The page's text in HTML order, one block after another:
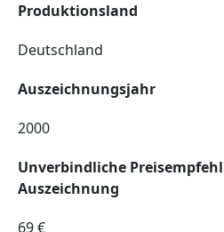
Produktionsland
Deutschland
Auszeichnungsjahr
2000
Unverbindliche
Auszeichnung
69 €